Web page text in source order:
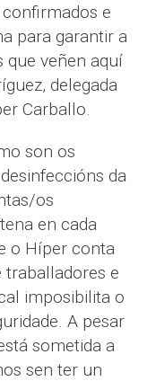
e
para garantir a
que veñen aquí
delegada
Carballo.
son os
da
os
en cada
o Híper conta
traballadores e
imposibilita o
A pesar
sometida a
sen ter un